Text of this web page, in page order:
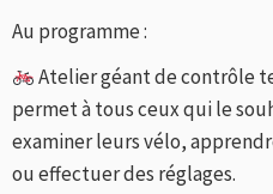
Au programme :
Atelier géant de contrôle
permet à tous ceux qui le
examiner leurs vélo,
ou effectuer des réglages.